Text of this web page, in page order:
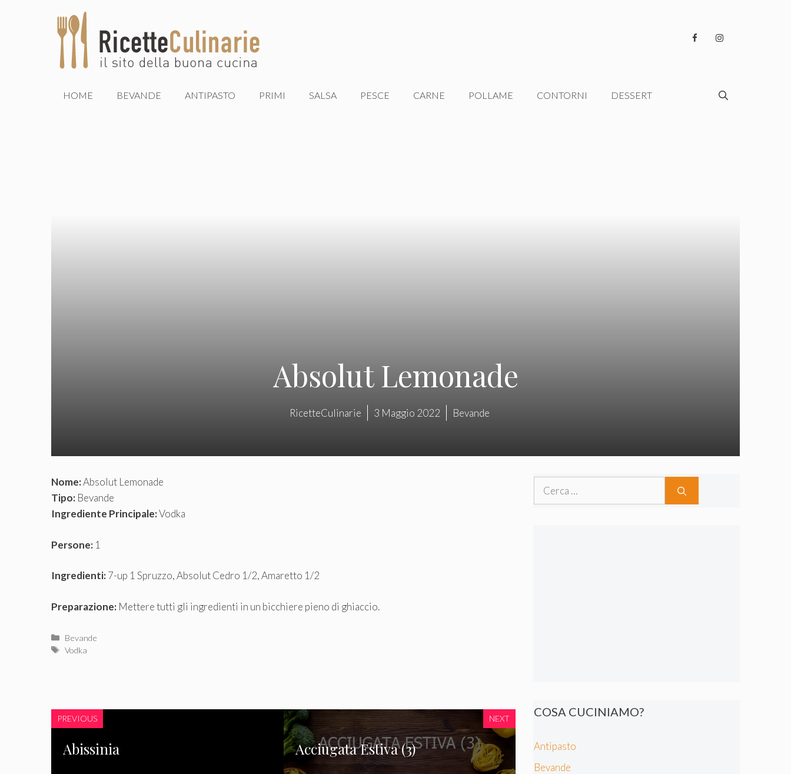
HOME BEVANDE ANTIPASTO PRIMI SALSA PESCE CARNE POLLAME CONTORNI DESSERT
Absolut Lemonade
RicetteCulinarie 3 Maggio 2022 Bevande
Nome:Absolut Lemonade
Tipo: Bevande
Ingrediente Principale:Vodka
Persone: 1
Ingredienti:7-up 1 Spruzzo, Absolut Cedro 1/2, Amaretto 1/2
Preparazione: Mettere tutti gli ingredienti in un bicchiere pieno di ghiaccio.
Categorie
Bevande
Tag
Vodka
PREVIOUS
Abissinia
NEXT
Acciugata Estiva (3)
Ricerca
COSA CUCINIAMO?
Antipasto
Bevande